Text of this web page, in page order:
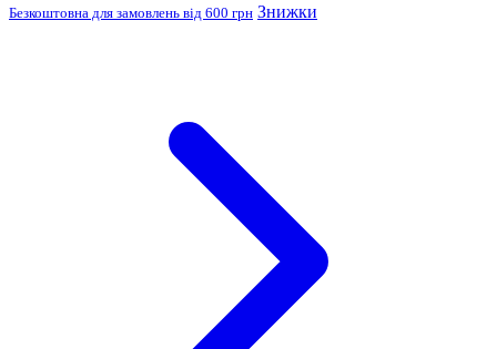
Безкоштовна для замовлень від 600 грн Знижки